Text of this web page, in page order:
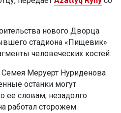
нового Дворца
стадиона «Пищевик»
человеческих костей.
Семея Меруерт Нуриденова
останки могут
ее словам, незадолго
работал сторожем